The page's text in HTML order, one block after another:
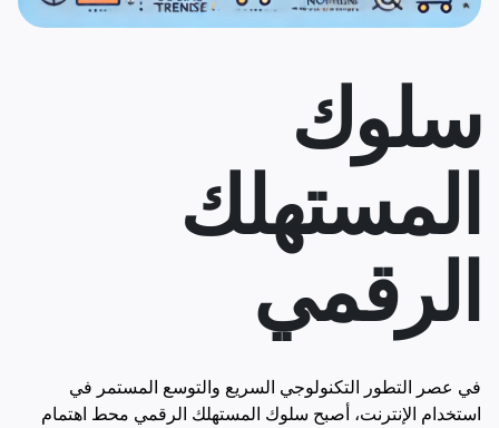
سلوك
المستهلك
الرقمي
في عصر التطور التكنولوجي السريع والتوسع المستمر في
استخدام الإنترنت، أصبح سلوك المستهلك الرقمي محط اهتمام